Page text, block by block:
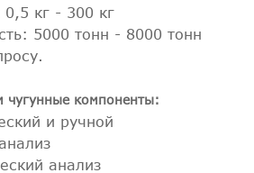
кг - 300 кг
5000 тонн - 8000 тонн
компоненты:
и ручной
анализ